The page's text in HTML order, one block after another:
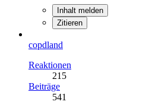
Inhalt melden
Zitieren
copdland
Reaktionen
215
Beiträge
541